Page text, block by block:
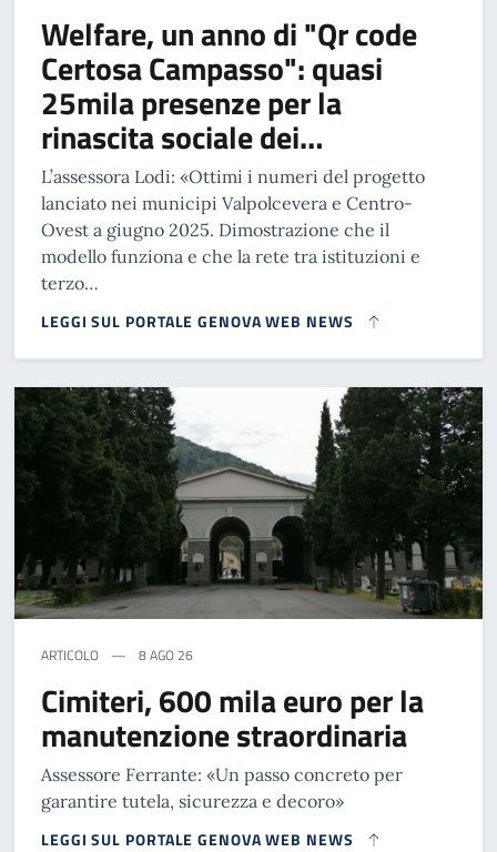
Welfare, un anno di "Qr code
Certosa Campasso": quasi
25mila presenze per la
rinascita sociale dei…
L’assessora Lodi: «Ottimi i numeri del progetto
lanciato nei municipi Valpolcevera e Centro-
Ovest a giugno 2025. Dimostrazione che il
modello funziona e che la rete tra istituzioni e
terzo…
LEGGI SUL PORTALE GENOVA WEB NEWS
ARTICOLO 8 AGO 26
Cimiteri, 600 mila euro per la
manutenzione straordinaria
Assessore Ferrante: «Un passo concreto per
garantire tutela, sicurezza e decoro»
LEGGI SUL PORTALE GENOVA WEB NEWS